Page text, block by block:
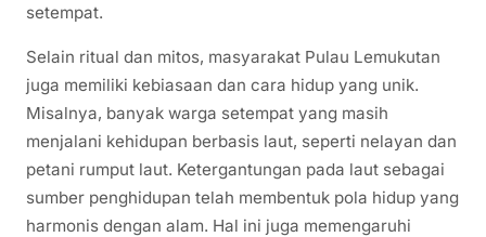
setempat.
Selain ritual dan mitos, masyarakat Pulau Lemukutan
juga memiliki kebiasaan dan cara hidup yang unik.
Misalnya, banyak warga setempat yang masih
menjalani kehidupan berbasis laut, seperti nelayan dan
petani rumput laut. Ketergantungan pada laut sebagai
sumber penghidupan telah membentuk pola hidup yang
harmonis dengan alam. Hal ini juga memengaruhi